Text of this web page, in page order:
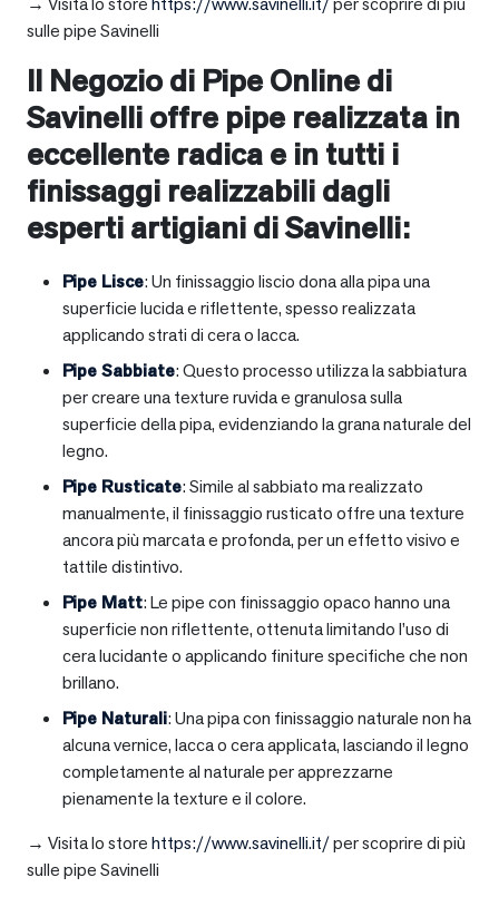
sulle pipe Savinelli
Il Negozio di Pipe Online di
Savinelli offre pipe realizzata in
eccellente radica e in tutti i
finissaggi realizzabili dagli
esperti artigiani di Savinelli:
Pipe Lisce: Un finissaggio liscio dona alla pipa una
superficie lucida e riflettente, spesso realizzata
applicando strati di cera o lacca.
Pipe Sabbiate: Questo processo utilizza la sabbiatura
per creare una texture ruvida e granulosa sulla
superficie della pipa, evidenziando la grana naturale del
legno.
Pipe Rusticate: Simile al sabbiato ma realizzato
manualmente, il finissaggio rusticato offre una texture
ancora più marcata e profonda, per un effetto visivo e
tattile distintivo.
Pipe Matt: Le pipe con finissaggio opaco hanno una
superficie non riflettente, ottenuta limitando l’uso di
cera lucidante o applicando finiture specifiche che non
brillano.
Pipe Naturali: Una pipa con finissaggio naturale non ha
alcuna vernice, lacca o cera applicata, lasciando il legno
completamente al naturale per apprezzarne
pienamente la texture e il colore.
→ Visita lo storehttps://www.savinelli.it/per scoprire di più
sulle pipe Savinelli